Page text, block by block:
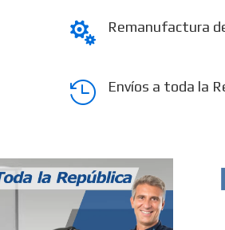
 Remanufactura
 Envíos a toda la